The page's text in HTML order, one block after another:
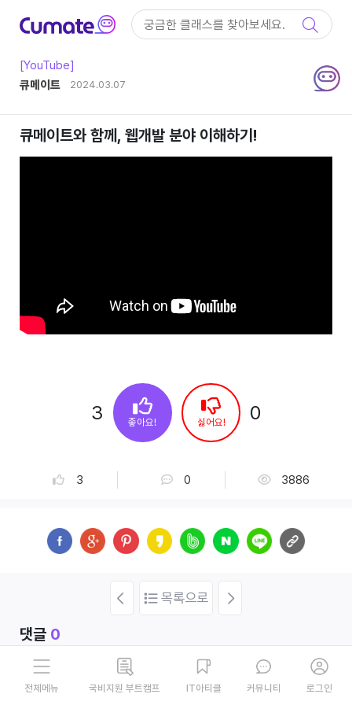
메인 메뉴 바로가기
IT아티클
[YouTube]
작성자
큐메이트 작성일
2024.03.07
큐메이트와 함께, 웹개발 분야 이해하기!
3 좋아요! 싫어요! 0
3
댓글 0
조회수 3886
이전글
목록으로
다음글
댓글 0
작성된 댓글이 없습니다
전체메뉴 국비지원 부트캠프 IT아티클 커뮤니티 로그인